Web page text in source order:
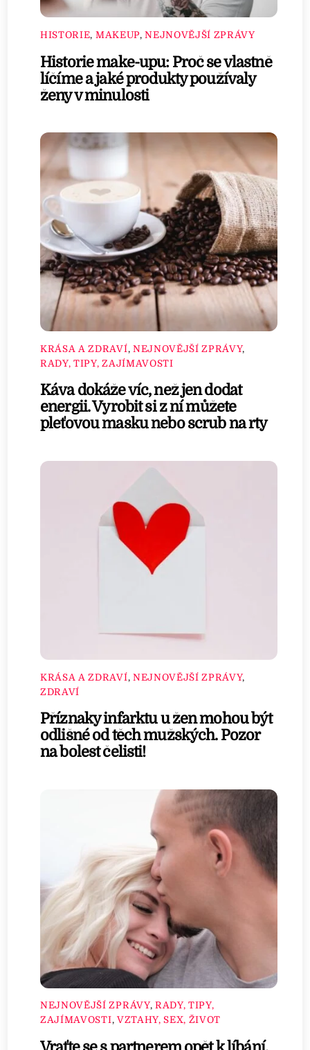
HISTORIE, MAKEUP,NEJNOVĚJŠÍ ZPRÁVY
Historie make-upu: Proč se vlastně
líčíme a jaké produkty používaly
ženy v minulosti
KRÁSA A ZDRAVÍ, NEJNOVĚJŠÍ ZPRÁVY,
RADY, TIPY, ZAJÍMAVOSTI
Káva dokáže víc, než jen dodat
energii. Vyrobit si z ní můžete
pleťovou masku nebo scrub na rty
KRÁSA A ZDRAVÍ, NEJNOVĚJŠÍ ZPRÁVY,
ZDRAVÍ
Příznaky infarktu u žen mohou být
odlišné od těch mužských. Pozor
na bolest čelisti!
NEJNOVĚJŠÍ ZPRÁVY, RADY, TIPY,
ZAJÍMAVOSTI, VZTAHY, SEX, ŽIVOT